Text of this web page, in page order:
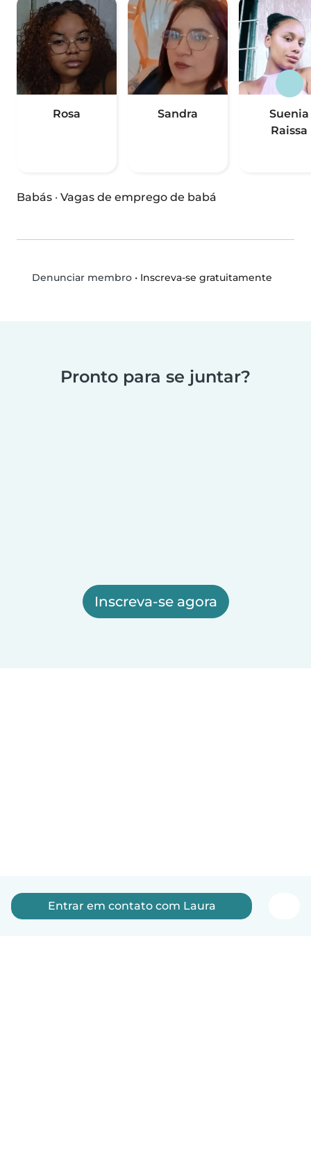
Rosa Sandra
Suenia
Raissa
Babás · Vagas de emprego de babá
Denunciar membro• Inscreva-se gratuitamente
Pronto para se juntar?
Inscreva-se agora
Entrar em contato com Laura